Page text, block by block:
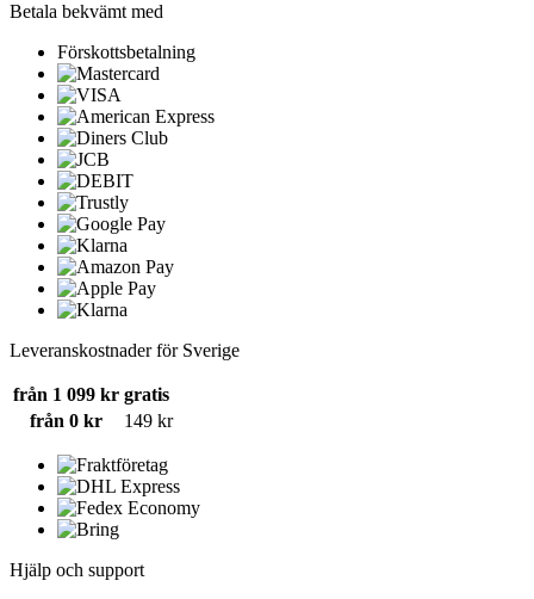
Betala bekvämt med
Förskottsbetalning
Leveranskostnader för Sverige
från 1 099 kr gratis
från 0 kr
149 kr
Hjälp och support